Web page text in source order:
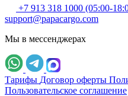
+7 913 318 1000 (05:00-
support@papacargo.com
Мы в мессенджерах
Тарифы Договор оферты
Пользовательское соглашение